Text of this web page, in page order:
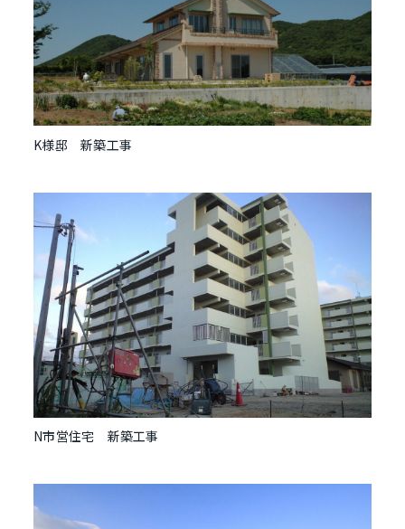
K様邸 新築工事
N市営住宅 新築工事